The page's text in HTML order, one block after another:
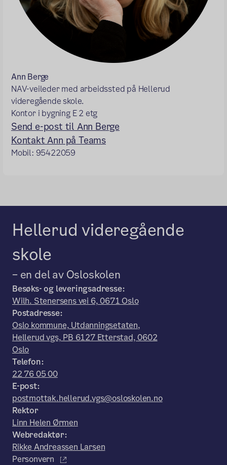
Ann Berge
NAV-veileder med arbeidssted på Hellerud
videregående skole.
Kontor i bygning E 2 etg
Send e-post til Ann Berge
Kontakt Ann på Teams
Mobil: 95422059
Hellerud videregående
skole
– en del av Osloskolen
Besøks- og leveringsadresse:
Wilh. Stenersens vei 6, 0671 Oslo
Postadresse:
Oslo kommune, Utdanningsetaten,
Hellerud vgs, PB 6127 Etterstad, 0602
Oslo
Telefon:
22 76 05 00
E-post:
postmottak.hellerud.vgs@osloskolen.no
Rektor
Linn Helen Ørmen
Webredaktør:
Rikke Andreassen Larsen
Personvern